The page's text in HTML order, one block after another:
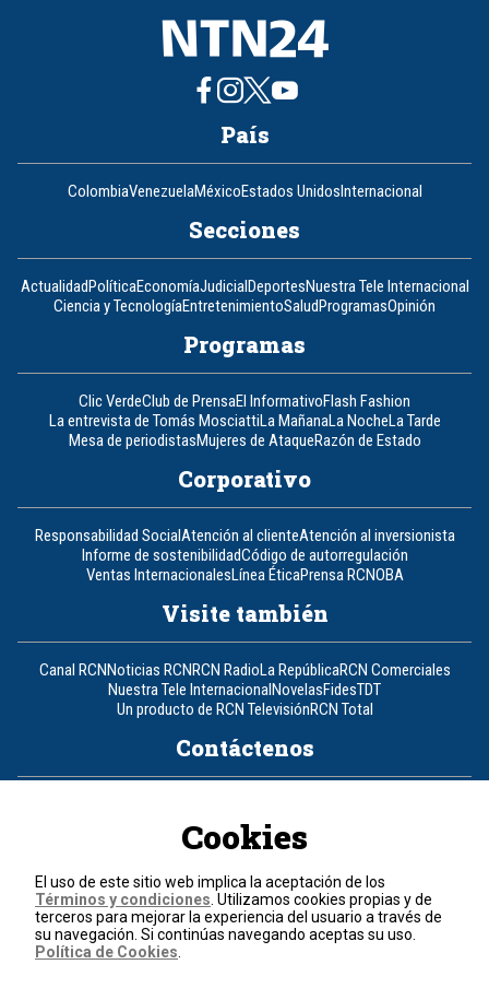
País
ColombiaVenezuelaMéxicoEstados UnidosInternacional
Secciones
ActualidadPolíticaEconomíaJudicialDeportesNuestra Tele Internacional
Ciencia y TecnologíaEntretenimientoSaludProgramasOpinión
Programas
Clic VerdeClub de PrensaEl InformativoFlash Fashion
La entrevista de Tomás MosciattiLa MañanaLa NocheLa Tarde
Mesa de periodistasMujeres de AtaqueRazón de Estado
Corporativo
Responsabilidad SocialAtención al clienteAtención al inversionista
Informe de sostenibilidadCódigo de autorregulación
Ventas InternacionalesLínea ÉticaPrensa RCNOBA
Visite también
Canal RCNNoticias RCNRCN RadioLa RepúblicaRCN Comerciales
Nuestra Tele InternacionalNovelasFidesTDT
Un producto de RCN TelevisiónRCN Total
Contáctenos
Política de cookies
Términos y condiciones
© 2026, RCN Medios.
Todos los derechos reservados.
Cookies
El uso de este sitio web implica la aceptación de los
Términos y condiciones . Utilizamos cookies propias y de
terceros para mejorar la experiencia del usuario a través de
su navegación. Si continúas navegando aceptas su uso.
Política de Cookies